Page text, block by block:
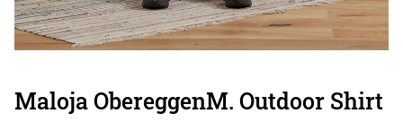
Maloja ObereggenM. Outdoor Shirt